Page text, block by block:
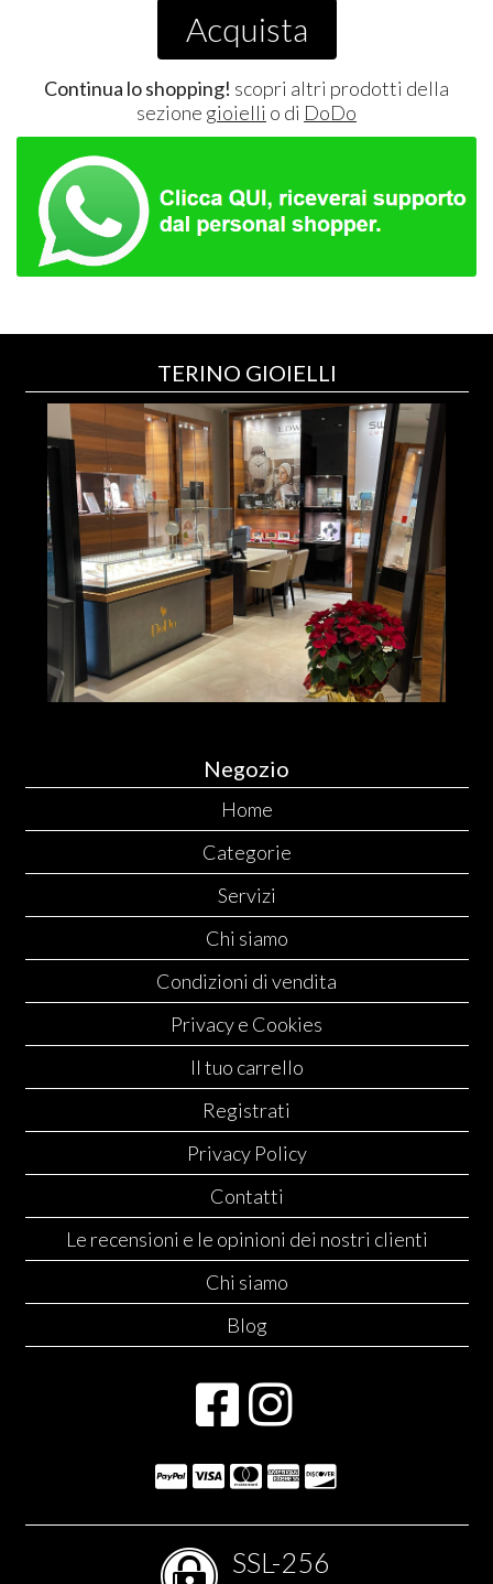
Acquista
Continua lo shopping! scopri altri prodotti della
sezione gioielli o di DoDo
TERINO GIOIELLI
Negozio
Home
Categorie
Servizi
Chi siamo
Condizioni di vendita
Privacy e Cookies
Il tuo carrello
Registrati
Privacy Policy
Contatti
Le recensioni e le opinioni dei nostri clienti
Chi siamo
Blog
SSL-256